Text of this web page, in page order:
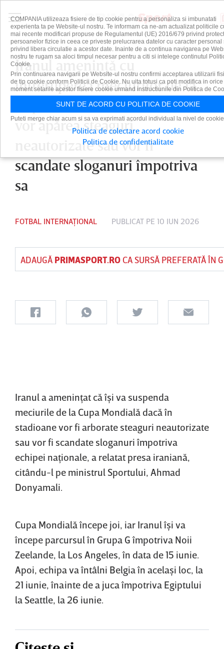
Iranul ameninţă cu
întreruperea meciurilor de la
Cupa Mondială în cazul în care
vor apărea steaguri
neautorizate sau vor fi
scandate sloganuri împotriva
sa
FOTBAL INTERNAȚIONAL PUBLICAT PE 10 IUN 2026
ADAUGĂ PRIMASPORT.ROCA SURSĂ PREFERATĂ ÎN
Iranul a ameninţat că îşi va suspenda
meciurile de la Cupa Mondială dacă în
stadioane vor fi arborate steaguri neautorizate
sau vor fi scandate sloganuri împotriva
echipei naţionale, a relatat presa iraniană,
citându-l pe ministrul Sportului, Ahmad
Donyamali.
Cupa Mondială începe joi, iar Iranul îşi va
începe parcursul în Grupa G împotriva Noii
Zeelande, la Los Angeles, în data de 15 iunie.
Apoi, echipa va întâlni Belgia în acelaşi loc, la
21 iunie, înainte de a juca împotriva Egiptului
la Seattle, la 26 iunie.
COMPANIA utilizeaza fisiere de tip cookie pentru a personaliza si imbunatati
experienta ta pe Website-ul nostru. Te informam ca ne-am actualizat politicile
mai recente modificari propuse de Regulamentul (UE) 2016/679 privind
persoanelor fizice in ceea ce priveste prelucrarea datelor cu caracter personal
privind libera circulatie a acestor date. Inainte de a continua navigarea pe
nostru te rugam sa aloci timpul necesar pentru a citi si intelege continutul
Cookie.
Prin continuarea navigarii pe Website-ul nostru confirmi acceptarea utilizarii
de tip cookie conform Politicii de Cookie. Nu uita totusi ca poti modifica in orice
moment setarile acestor fisiere cookie urmand instructiunile din Politica de
SUNT DE ACORD CU POLITICA DE COOKIE
Puteti merge chiar acum si sa va exprimati acordul individual la nivel de
Politica de colectare acord cookie
Politica de confidentialitate